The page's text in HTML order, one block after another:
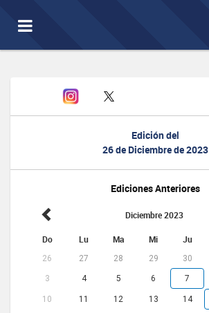
Toggle
navigation
Edición del
26 de Diciembre de 2023
Ediciones Anteriores
Diciembre 2023
Do Lu Ma Mi Ju
26 27 28 29 30
3 4 5 6 7
10 11 12 13 14